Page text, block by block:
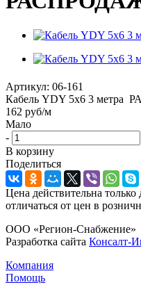
Артикул: 06-161
Кабель YDY 5х6 3 метра
162 руб/м
Мало
-
В корзину
Поделиться
Цена действительна
отличаться от цен в
ООО «Регион-Снабжение»
Разработка сайта Консалт-
Компания
Помощь